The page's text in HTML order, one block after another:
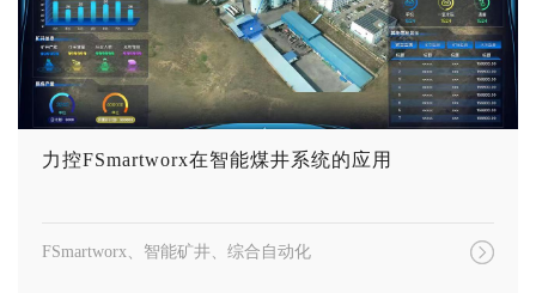
力控FSmartworx在智能煤井系统的应用
FSmartworx、智能矿井、综合自动化